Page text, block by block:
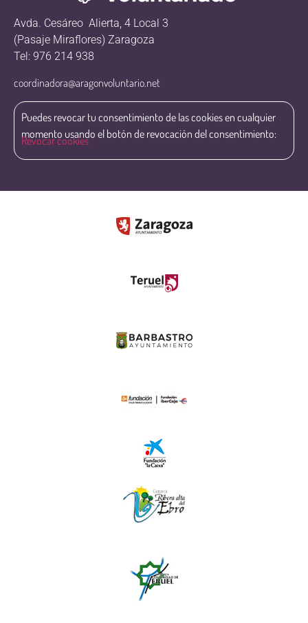
Avda. Cesáreo Alierta, 4 Local 3
(Pasaje Miraflores) Zaragoza
Tel: 976 214 938
coordinadora@aragonvoluntario.net
Puedes revocar tu consentimiento de las cookies en cualquier
momento usando el botón de revocación del consentimiento:
Revocar cookies